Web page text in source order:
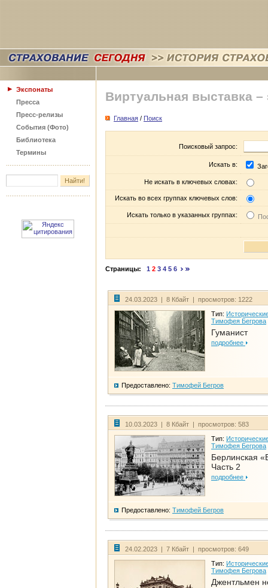
Экспонаты
Пресса
Пресс-релизы
События (Фото)
Библиотека
Термины
Виртуальная выставка –
Главная / Поиск
Поисковый запрос:
Искать в:
Не искать в ключевых словах:
Искать во всех группах ключевых слов:
Искать только в указанных группах:
Страницы: 1 2 3 4 5 6
24.03.2023 | 8 Кбайт | просмотров: 1222
Тип:
Тимофея Бегрова
Гуманист
подробнее
Предоставлено: Тимофей Бегров
10.03.2023 | 8 Кбайт | просмотров: 583
Тип:
Тимофея Бегрова
Берлинская
Часть 2
подробнее
Предоставлено: Тимофей Бегров
24.02.2023 | 7 Кбайт | просмотров: 649
Тип:
Тимофея Бегрова
Джентльмен